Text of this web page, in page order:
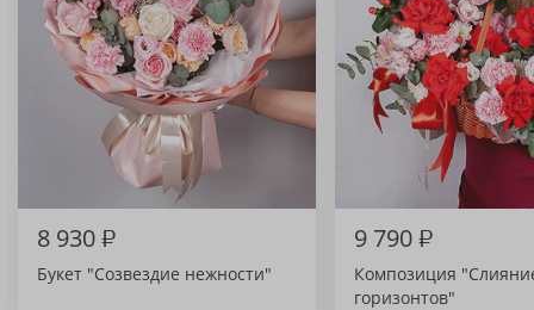
8 930₽
Букет "Созвездие нежности"
9 790₽
Композиция
горизонтов"